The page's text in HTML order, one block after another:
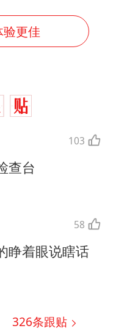
更佳
103
查台
58
睁着眼说瞎话
326条跟贴